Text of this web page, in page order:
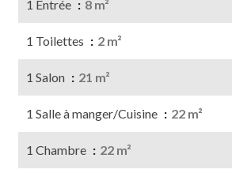
1 Entrée 8 m²
1 Toilettes 2 m²
1 Salon 21 m²
1 Salle à manger/Cuisine 22 m²
1 Chambre 22 m²